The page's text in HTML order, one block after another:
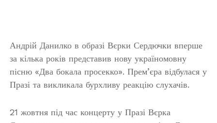
Андрій Данилко в образі Вєрки Сердючки вперше
за кілька років представив нову україномовну
пісню «Два бокала просекко». Прем’єра відбулася у
Празі та викликала бурхливу реакцію слухачів.
21 жовтня під час концерту у Празі Вєрка